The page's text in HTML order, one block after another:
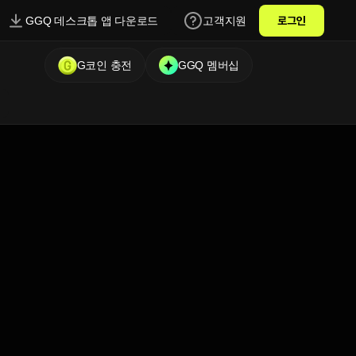
GGQ 데스크톱 앱 다운로드 고객지원 로그인
G코인 충전 GGQ 멤버십